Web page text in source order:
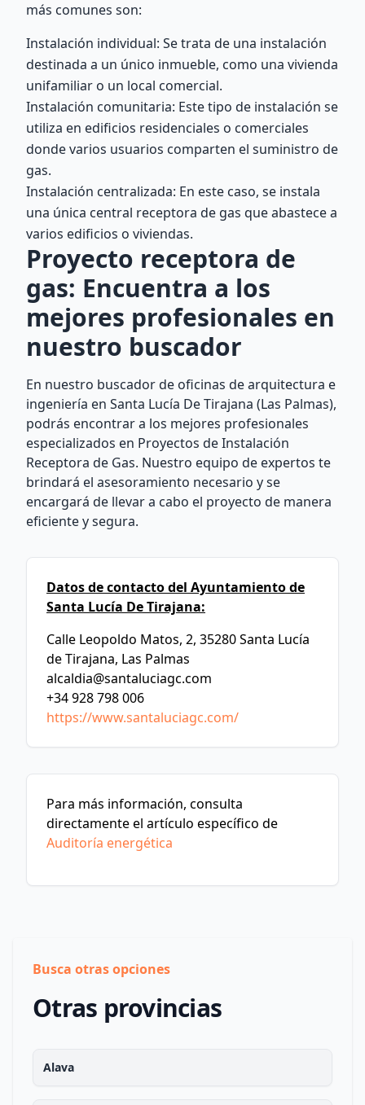
más comunes son:
Instalación individual: Se trata de una instalación
destinada a un único inmueble, como una vivienda
unifamiliar o un local comercial.
Instalación comunitaria: Este tipo de instalación se
utiliza en edificios residenciales o comerciales
donde varios usuarios comparten el suministro de
gas.
Instalación centralizada: En este caso, se instala
una única central receptora de gas que abastece a
varios edificios o viviendas.
Proyecto receptora de
gas: Encuentra a los
mejores profesionales en
nuestro buscador
En nuestro buscador de oficinas de arquitectura e
ingeniería en Santa Lucía De Tirajana (Las Palmas),
podrás encontrar a los mejores profesionales
especializados en Proyectos de Instalación
Receptora de Gas. Nuestro equipo de expertos te
brindará el asesoramiento necesario y se
encargará de llevar a cabo el proyecto de manera
eficiente y segura.
Datos de contacto del Ayuntamiento de
Santa Lucía De Tirajana:
Calle Leopoldo Matos, 2, 35280 Santa Lucía
de Tirajana, Las Palmas
alcaldia@santaluciagc.com
+34 928 798 006
https://www.santaluciagc.com/
Para más información, consulta
directamente el artículo específico de
Auditoría energética
Busca otras opciones
Otras provincias
Alava